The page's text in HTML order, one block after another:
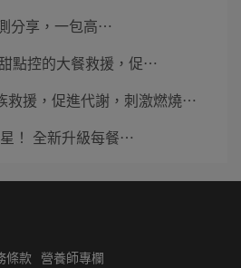
分享，一包高⋯
點控的大餐救援，促⋯
救援，促進代謝，刺激燃燒⋯
！ 全新升級每餐⋯
條款 營養師專欄